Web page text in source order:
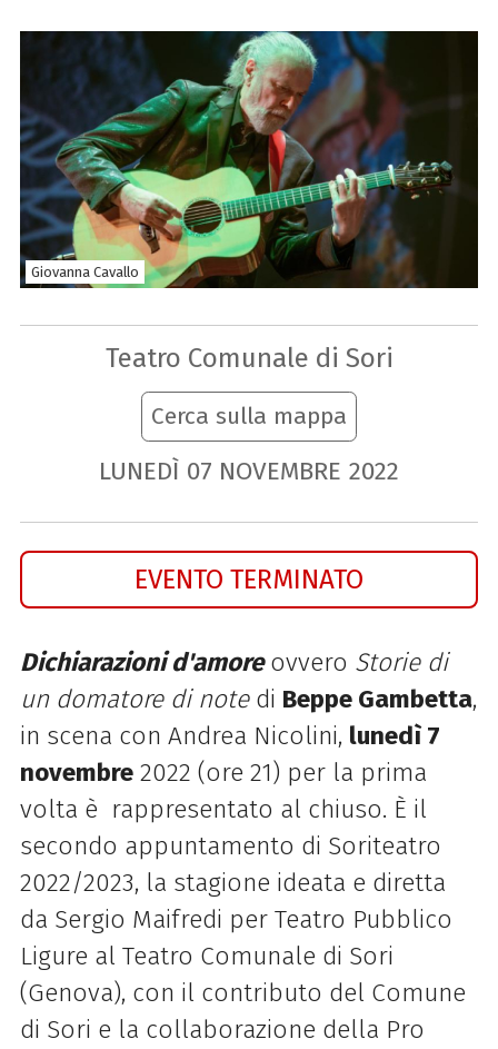
Giovanna Cavallo
Teatro Comunale di Sori
Cerca sulla mappa
LUNEDÌ 07 NOVEMBRE 2022
EVENTO TERMINATO
Dichiarazioni d'amoreovvero Storie di
un domatore di notedi Beppe Gambetta,
in scena con Andrea Nicolini, lunedì 7
novembre2022 (ore 21) per la prima
volta è rappresentato al chiuso. È il
secondo appuntamento di Soriteatro
2022/2023, la stagione ideata e diretta
da Sergio Maifredi per Teatro Pubblico
Ligure al Teatro Comunale di Sori
(Genova), con il contributo del Comune
di Sori e la collaborazione della Pro